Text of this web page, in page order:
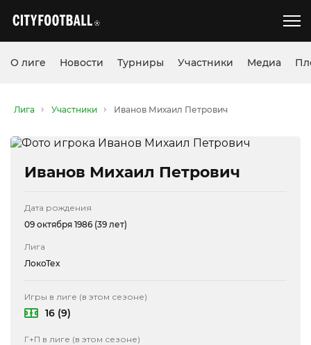
О лиге Новости Турниры Участники Медиа
Лига Участники Иванов Михаил Петрович
Иванов Михаил Петрович
Дата рождения
09 октября 1986 (39 лет)
Лига
ЛокоТех
Игры в лиге (в этом сезоне)
16 (9)
Г+П в лиге (в этом сезоне)